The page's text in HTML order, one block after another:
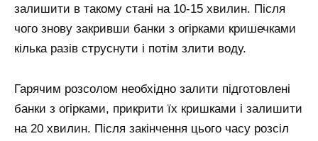
залишити в такому стані на 10-15 хвилин. Після
чого знову закривши банки з огірками кришечками
кілька разів струснути і потім злити воду.
Гарячим розсолом необхідно залити підготовлені
банки з огірками, прикрити їх кришками і залишити
на 20 хвилин. Після закінчення цього часу розсіл